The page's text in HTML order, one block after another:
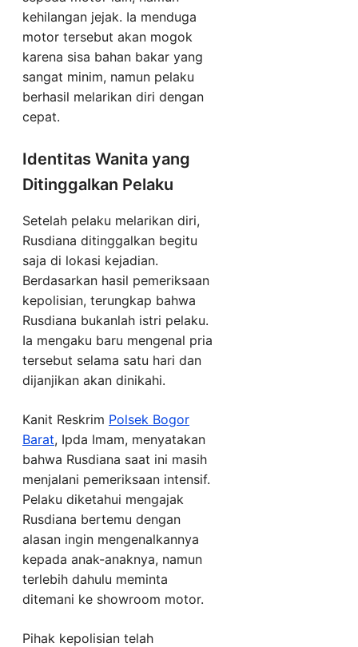
kehilangan jejak. Ia menduga
motor tersebut akan mogok
karena sisa bahan bakar yang
sangat minim, namun pelaku
berhasil melarikan diri dengan
cepat.
Identitas Wanita yang
Ditinggalkan Pelaku
Setelah pelaku melarikan diri,
Rusdiana ditinggalkan begitu
saja di lokasi kejadian.
Berdasarkan hasil pemeriksaan
kepolisian, terungkap bahwa
Rusdiana bukanlah istri pelaku.
Ia mengaku baru mengenal pria
tersebut selama satu hari dan
dijanjikan akan dinikahi.
Kanit Reskrim Polsek Bogor
Barat, Ipda Imam, menyatakan
bahwa Rusdiana saat ini masih
menjalani pemeriksaan intensif.
Pelaku diketahui mengajak
Rusdiana bertemu dengan
alasan ingin mengenalkannya
kepada anak-anaknya, namun
terlebih dahulu meminta
ditemani ke showroom motor.
Pihak kepolisian telah